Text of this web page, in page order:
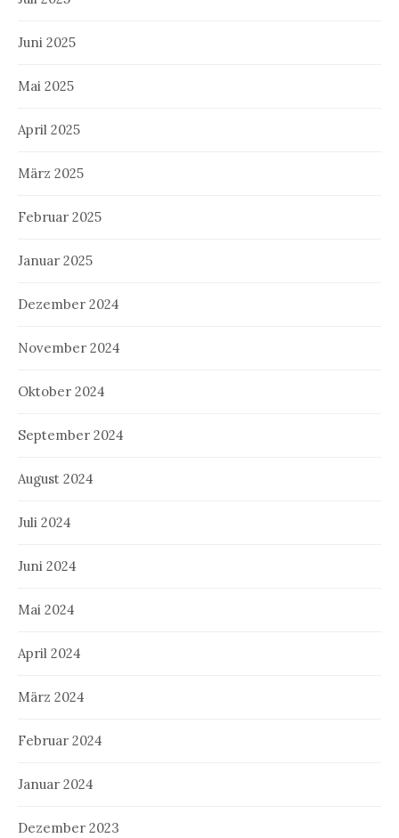
Juni 2025
Mai 2025
April 2025
März 2025
Februar 2025
Januar 2025
Dezember 2024
November 2024
Oktober 2024
September 2024
August 2024
Juli 2024
Juni 2024
Mai 2024
April 2024
März 2024
Februar 2024
Januar 2024
Dezember 2023